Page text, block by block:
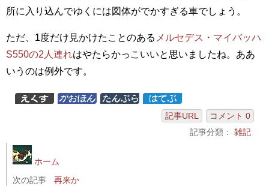
所に入り込んでゆくには図体がでかすぎる車でしょう。
ただ、1度だけ見かけたことのある メルセデス・マイバッハ
S550の2人連れはやたらかっこいいと思いましたね。ああ
いうのは例外です。
記事URL
コメント 0
記事分類： 雑記
ホーム
次の記事
再来か